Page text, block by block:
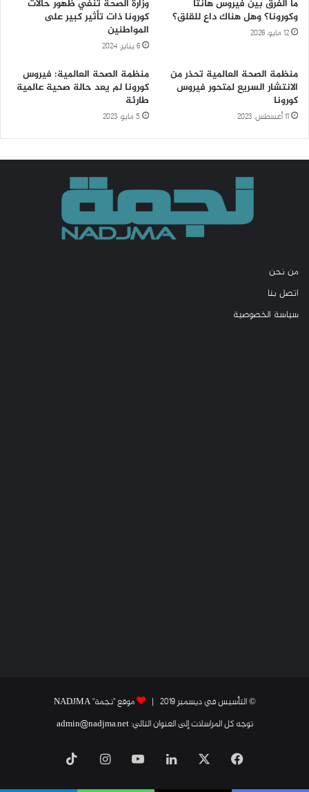
ما الفرق بين فيروس هانتا
وكورونا؟ وهل هناك داعٍ للقلق؟
12 مايو، 2026
وزارة الصحة تنفي ظهور حالات
كورونا ذات تأثير كبير على
المواطنين
6 يناير، 2024
منظمة الصحة العالمية تحذر من
الانتشار السريع لمتحور فيروس
كورونا
11 أغسطس، 2023
منظمة الصحة العالمية: فيروس
كورونا لم يعد حالة صحية عالمية
طارئة
5 مايو، 2023
من نحن
اتصل بنا
سياسة الخصوصية
© التأسيس في ديسمبر 2019 |
موقع "نجمة" NADJMA
توجه كل المراسلات إلى العنوان التالي: admin@nadjma.net
فيسبوك لينكدإن يوتيوب انستقرام